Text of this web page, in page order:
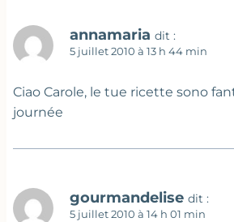
annamaria dit :
5 juillet 2010 à 13 h 44 min
Ciao Carole, le tue ricette sono
journée
gourmandelise dit :
5 juillet 2010 à 14 h 01 min